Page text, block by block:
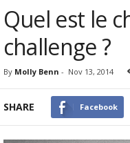
Quel est le
challenge ?
By Molly Benn - Nov 13, 2014
SHARE Facebook